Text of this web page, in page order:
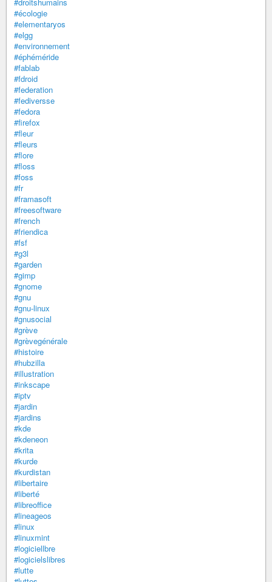
#écologie
#elementaryos
#elgg
#environnement
#éphéméride
#fablab
#fdroid
#federation
#fediversse
#fedora
#firefox
#fleur
#fleurs
#flore
#floss
#foss
#fr
#framasoft
#freesoftware
#french
#friendica
#fsf
#g3l
#garden
#gimp
#gnome
#gnu
#gnu-linux
#gnusocial
#grève
#grèvegénérale
#histoire
#hubzilla
#illustration
#inkscape
#iptv
#jardin
#jardins
#kde
#kdeneon
#krita
#kurde
#kurdistan
#libertaire
#liberté
#libreoffice
#lineageos
#linux
#linuxmint
#logiciellbre
#logicielslibres
#lutte